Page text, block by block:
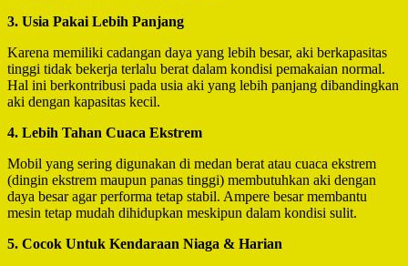
3. Usia Pakai Lebih Panjang
Karena memiliki cadangan daya yang lebih besar, aki berkapasitas
tinggi tidak bekerja terlalu berat dalam kondisi pemakaian normal.
Hal ini berkontribusi pada usia aki yang lebih panjang dibandingkan
aki dengan kapasitas kecil.
4. Lebih Tahan Cuaca Ekstrem
Mobil yang sering digunakan di medan berat atau cuaca ekstrem
(dingin ekstrem maupun panas tinggi) membutuhkan aki dengan
daya besar agar performa tetap stabil. Ampere besar membantu
mesin tetap mudah dihidupkan meskipun dalam kondisi sulit.
5. Cocok Untuk Kendaraan Niaga & Harian